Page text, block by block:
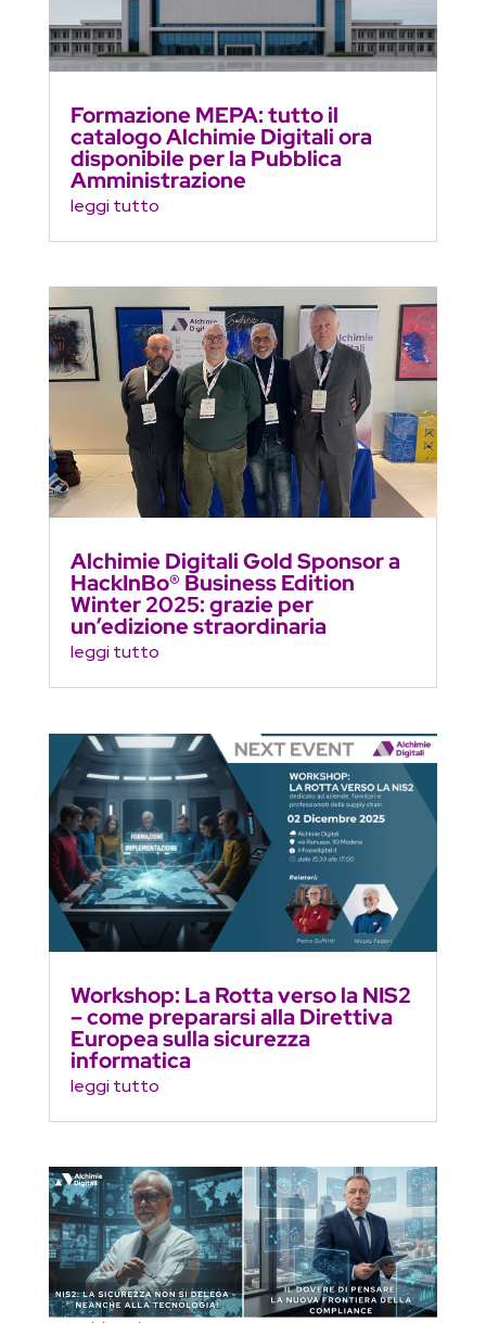
Formazione MEPA: tutto il
catalogo Alchimie Digitali ora
disponibile per la Pubblica
Amministrazione
leggi tutto
Alchimie Digitali Gold Sponsor a
HackInBo® Business Edition
Winter 2025: grazie per
un’edizione straordinaria
leggi tutto
Workshop: La Rotta verso la NIS2
– come prepararsi alla Direttiva
Europea sulla sicurezza
informatica
leggi tutto